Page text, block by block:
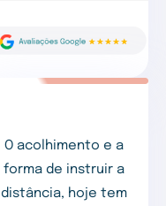
O acolhimento e a
forma de instruir a
distância, hoje tem